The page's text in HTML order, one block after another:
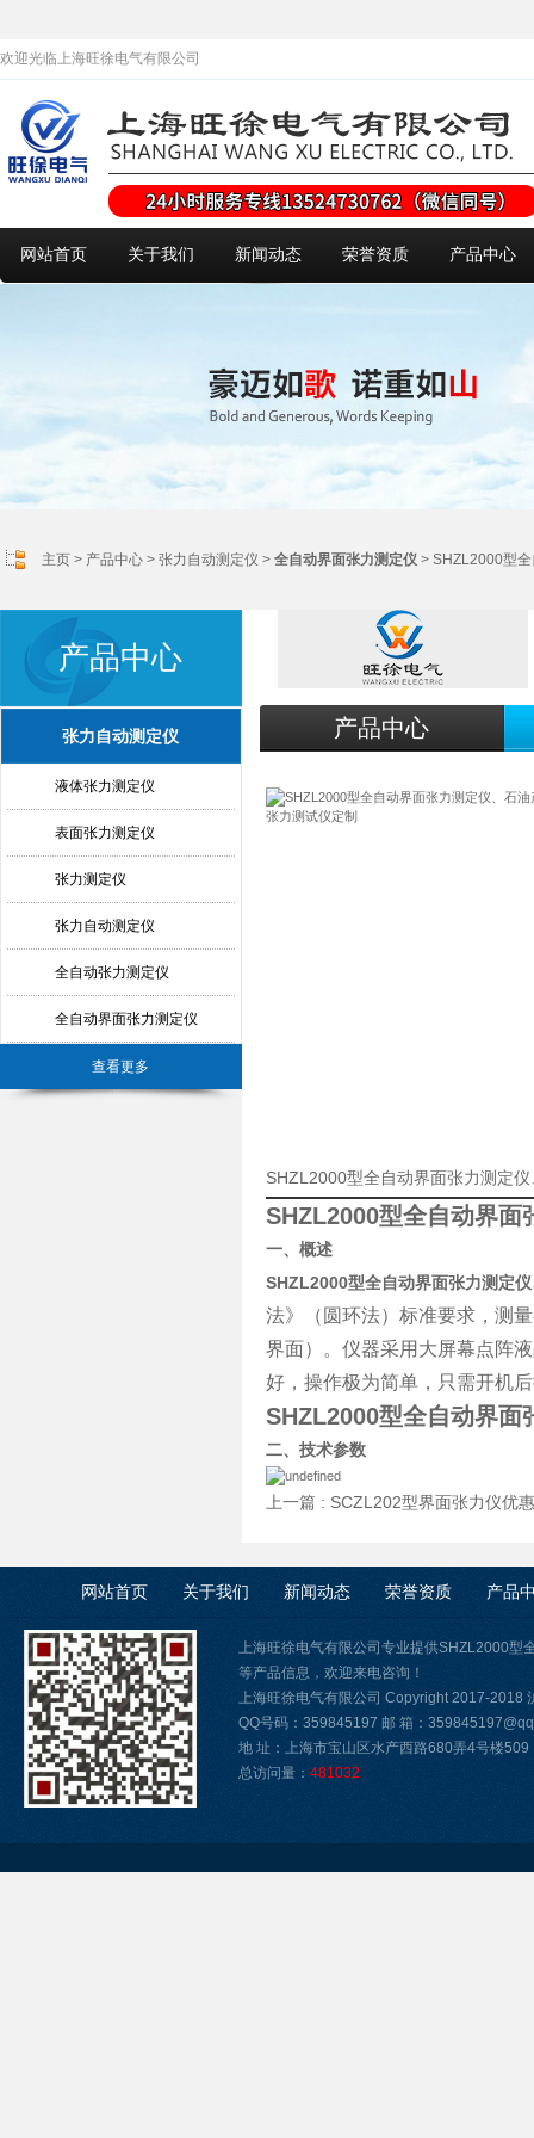
欢迎光临上海旺徐电气有限公司
网站首页 关于我们 新闻动态 荣誉资质 产品中心
主页 > 产品中心 > 张力自动测定仪 > 全自动界面张力测定仪 > SHZL2000型
产品中心
张力自动测定仪
液体张力测定仪
表面张力测定仪
张力测定仪
张力自动测定仪
全自动张力测定仪
全自动界面张力测定仪
查看更多
产品中心
SHZL2000型全自动界面张力测定
SHZL2000型全自动界面
一、概述
SHZL2000型全自动界面张力测定
法》（圆环法）标准要求，测
界面）。仪器采用大屏幕点阵
好，操作极为简单，只需开机
SHZL2000型全自动界面
二、技术参数
上一篇 : SCZL202型界面张力仪优惠
网站首页 关于我们 新闻动态 荣誉资质 产品
上海旺徐电气有限公司专业提供SHZL2000型
等产品信息，欢迎来电咨询！
上海旺徐电气有限公司 Copyright 2017-2018
QQ号码：359845197 邮 箱：
地 址：上海市宝山区水产西路680弄4号楼509
总访问量： 481032